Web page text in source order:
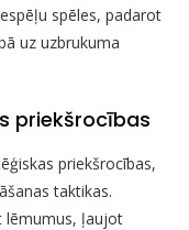
spēles, padarot
uz uzbrukuma
priekšrocības
priekšrocības,
taktikas.
lēmumus, ļaujot